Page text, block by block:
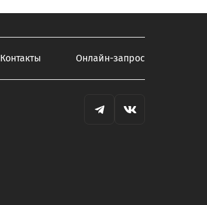
Контакты Онлайн-запрос